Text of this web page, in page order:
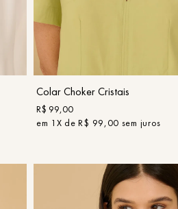
Colar Choker Cristais
R$ 99,00
em 1 X deR$ 99,00 sem juros